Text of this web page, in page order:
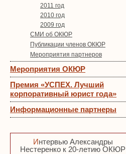
2011 год
2010 год
2009 год
СМИ об ОКЮР
Публикации членов ОКЮР
Мероприятия партнеров
Мероприятия ОКЮР
Премия «УСПЕХ. Лучший
корпоративный юрист года»
Информационные партнеры
Интервью Александры
Нестеренко к 20-летию ОКЮР